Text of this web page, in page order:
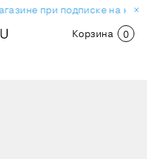
при подписке на
Корзина 0